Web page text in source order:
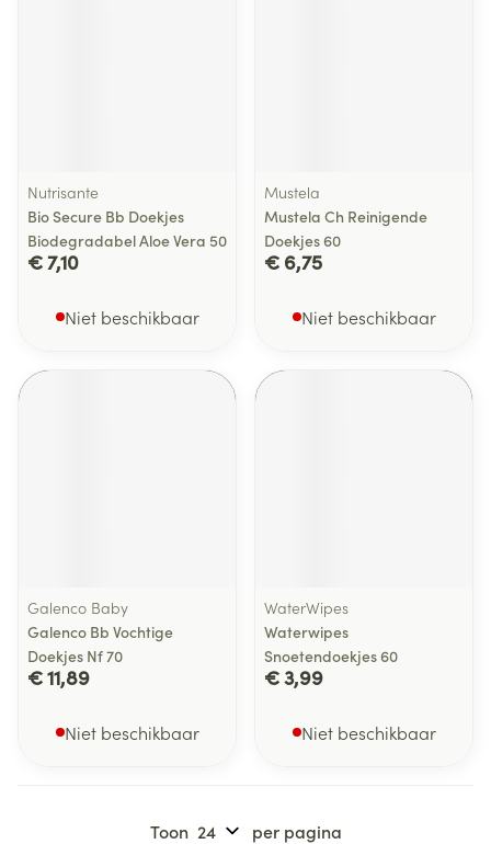
Nutrisante
Bio Secure Bb Doekjes
Biodegradabel Aloe Vera 50
€ 7,10
Niet beschikbaar
Mustela
Mustela Ch Reinigende
Doekjes 60
€ 6,75
Niet beschikbaar
Galenco Baby
Galenco Bb Vochtige
Doekjes Nf 70
€ 11,89
Niet beschikbaar
WaterWipes
Waterwipes
Snoetendoekjes 60
€ 3,99
Niet beschikbaar
Toon per pagina